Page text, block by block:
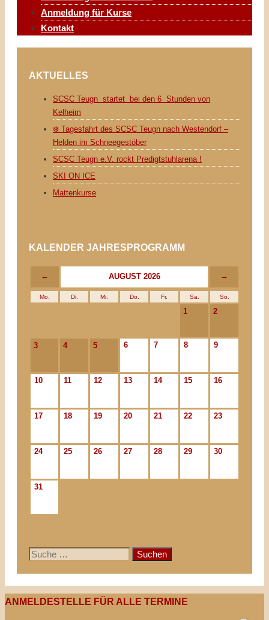
Anmeldung für Kurse
Kontakt
AKTUELLES
SCSC Teugn startet bei den 6 Stunden von
Kelheim
❄️ Tagesfahrt des SCSC Teugn nach Westendorf –
Helden im Schneegestöber
SCSC Teugn e.V. rockt Predigtstuhlarena !
SKI ON ICE
Mattenkurse
KALENDER JAHRESPROGRAMM
← AUGUST 2026 →
Mo. Di. Mi. Do. Fr. Sa. So.
1 2
3 4 5 6 7 8 9
10 11 12 13 14 15 16
17 18 19 20 21 22 23
24 25 26 27 28 29 30
31
Suche
ANMELDESTELLE FÜR ALLE TERMINE